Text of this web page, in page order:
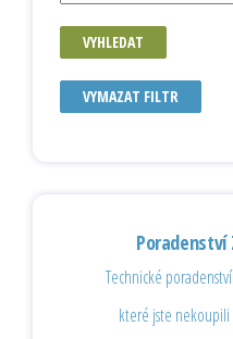
VYHLEDAT
VYMAZAT FILTR
Poradenství
Technické
které jste nekoupili